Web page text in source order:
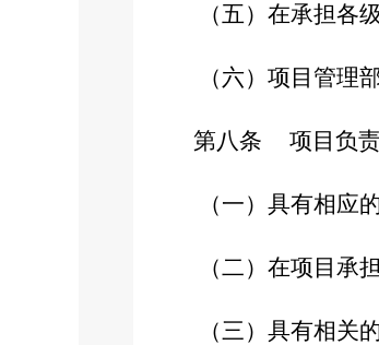
（五）在承担各级
（六）项目管理部
第八条 项目负
（一）具有相应的
（二）在项目承担
（三）具有相关的